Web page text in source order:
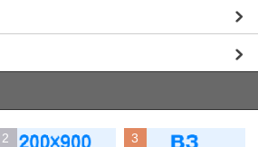
2 3